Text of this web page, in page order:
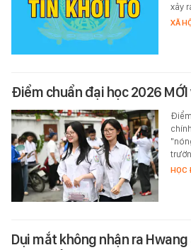
xảy
XÃ
Điểm chuẩn đại học 2026 MỚI
HỌC
Dụi mắt không nhận ra